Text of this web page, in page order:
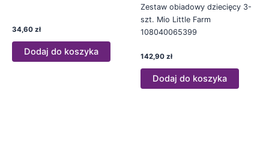
34,60 zł
Dodaj do koszyka
Zestaw obiadowy dziecięcy 3-
szt. Mio Little Farm
108040065399
142,90 zł
Dodaj do koszyka